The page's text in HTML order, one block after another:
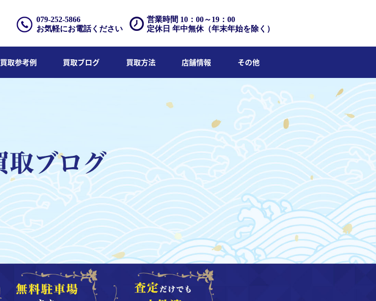
営業時間 10：00～19：00
定休日 年中無休（年末年始を除く）
079-252-5866
お気軽にお電話ください
買取参考例 買取ブログ 買取方法 店舗情報 その他